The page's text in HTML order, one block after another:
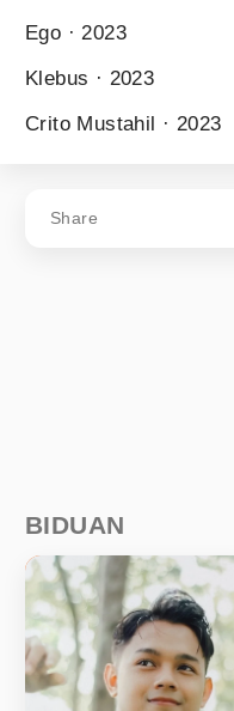
Ego · 2023
Klebus · 2023
Crito Mustahil · 2023
Share
BIDUAN